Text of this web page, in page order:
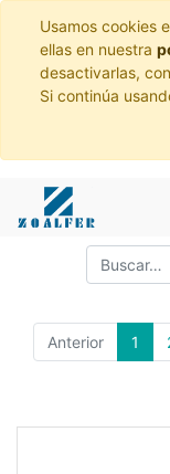
Usamos cookies
ellas en nuestra
desactivarlas,
Si continúa
Anterior 1